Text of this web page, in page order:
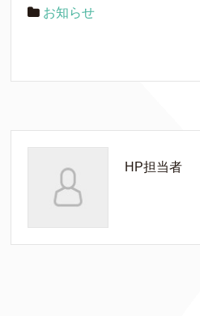
お知らせ
HP担当者